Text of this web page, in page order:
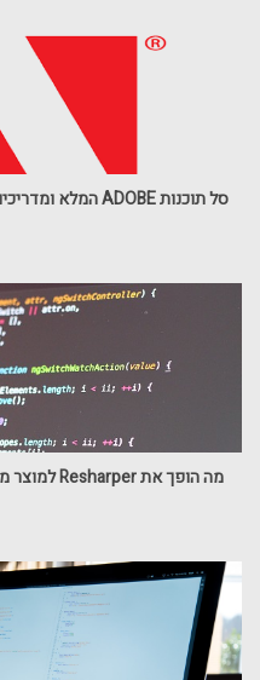
סל תוכנות ADOBE המלא ומדריכים שתקבלו בקונסולת Creative Cloud
מה הופך את Resharper למוצר משלים של תוכנת jetbrains pycharm